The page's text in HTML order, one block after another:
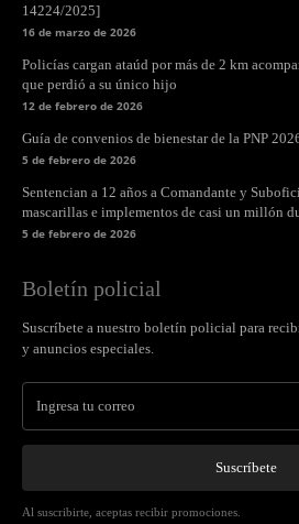
14224/2025]
16 de marzo de 2026
Policías cargan ataúd por más de 2 km
que perdió a su único hijo
12 de febrero de 2026
Guía de convenios de bienestar de la PNP
5 de febrero de 2026
Sentencian a 12 años a Comandante y
mascarillas e implementos de casi un millón
5 de febrero de 2026
Boletín policial
Suscríbete a nuestro boletín policial para
y anuncios especiales.
Suscríbete
Al suscribirte, aceptas recibir promociones.